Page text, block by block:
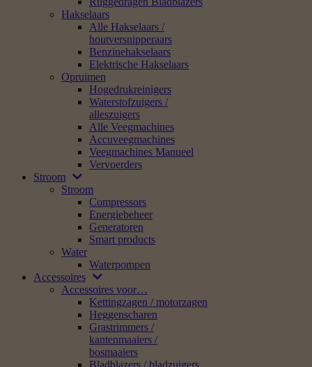
Hakselaars
Alle Hakselaars /
houtversnipperaars
Benzinehakselaars
Elektrische Hakselaars
Opruimen
Hogedrukreinigers
Waterstofzuigers /
alleszuigers
Alle Veegmachines
Accuveegmachines
Veegmachines Manueel
Vervoerders
Stroom
Stroom
Compressors
Energiebeheer
Generatoren
Smart products
Water
Waterpompen
Accessoires
Accessoires voor…
Kettingzagen / motorzagen
Heggenscharen
Grastrimmers /
kantenmaaiers /
bosmaaiers
Bladblazers / bladzuigers